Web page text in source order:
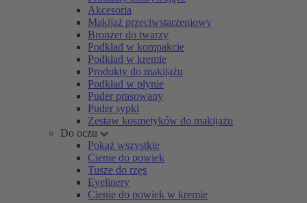
Akcesoria
Makijaż przeciwstarzeniowy
Bronzer do twarzy
Podkład w kompakcie
Podkład w kremie
Produkty do makijażu
Podkład w płynie
Puder prasowany
Puder sypki
Zestaw kosmetyków do makijażu
Do oczu
Pokaż wszystkie
Cienie do powiek
Tusze do rzęs
Eyelinery
Cienie do powiek w kremie